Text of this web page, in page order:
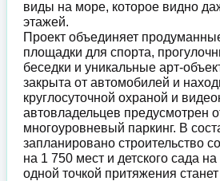
виды на море, которое видно
этажей.
Проект объединяет
площадки для спорта,
беседки и уникальные арт-
закрыта от автомобилей и
круглосуточной охраной и
автовладельцев предусмотрен
многоуровневый паркинг. В
запланировано строительство
на 1 750 мест и детского сада
одной точкой притяжения